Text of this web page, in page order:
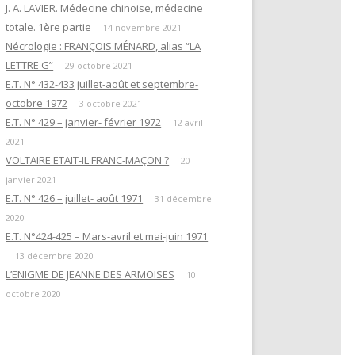
LES DOUZE TRAVAUX D’HERCULE
« QUESTIONS DE RITUELS »
SUIVANT L’ŒUVRE DE R. GUÉNON
ET SES LETTRES À M. MAUGY / D.
MAÇONNERIE PAR L’HERMÉTISME
MAÇONNERIE”
AVERTISSEMENT
J. A. LAVIER. Médecine chinoise, médecine
totale. 1ère partie
14 novembre 2021
Nécrologie : FRANÇOIS MÉNARD, alias “LA
LETTRE G”
29 octobre 2021
E.T. N° 432-433 juillet-août et septembre-
octobre 1972
3 octobre 2021
E.T. N° 429 – janvier- février 1972
12 avril
2021
VOLTAIRE ETAIT-IL FRANC-MAÇON ?
20
janvier 2021
E.T. N° 426 – juillet- août 1971
31 décembre
2020
E.T. N°424-425 – Mars-avril et mai-juin 1971
13 décembre 2020
L’ENIGME DE JEANNE DES ARMOISES
10
octobre 2020